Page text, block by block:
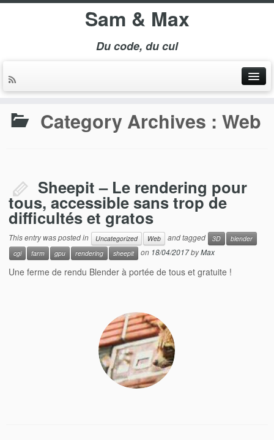
Sam & Max
Du code, du cul
Category Archives : Web
Sheepit – Le rendering pour
tous, accessible sans trop de
difficultés et gratos
This entry was posted in Uncategorized Web and tagged 3D
blender
cgi
farm gpu rendering sheepit on 18/04/2017byMax
Une ferme de rendu Blender à portée de tous et gratuite !